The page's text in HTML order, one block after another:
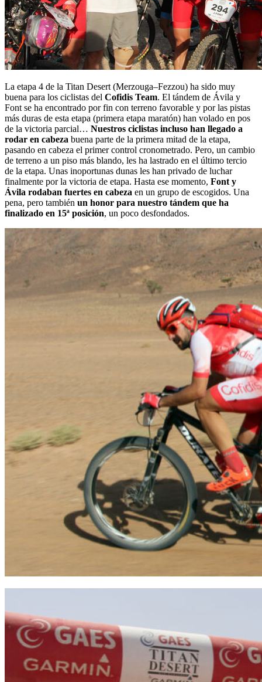
La etapa 4 de la Titan Desert (Merzouga–Fezzou) ha sido muy
buena para los ciclistas del Cofidis Team. El tándem de Ávila y
Font se ha encontrado por fin con terreno favorable y por las pistas
más duras de esta etapa (primera etapa maratón) han volado en pos
de la victoria parcial… Nuestros ciclistas incluso han llegado a
rodar en cabeza buena parte de la primera mitad de la etapa,
pasando en cabeza el primer control cronometrado. Pero, un cambio
de terreno a un piso más blando, les ha lastrado en el último tercio
de la etapa. Unas inoportunas dunas les han privado de luchar
finalmente por la victoria de etapa. Hasta ese momento, Font y
Ávila rodaban fuertes en cabeza en un grupo de escogidos. Una
pena, pero también un honor para nuestro tándem que ha
finalizado en 15ª posición, un poco desfondados.